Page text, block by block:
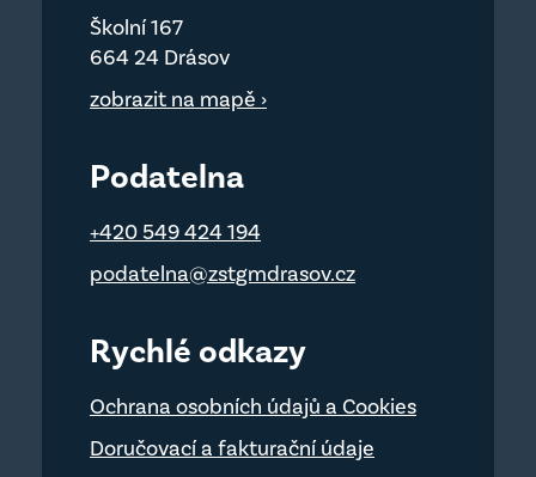
Školní 167
664 24 Drásov
zobrazit na mapě ›
Podatelna
+420 549 424 194
podatelna@zstgmdrasov.cz
Rychlé odkazy
Ochrana osobních údajů a Cookies
Doručovací a fakturační údaje